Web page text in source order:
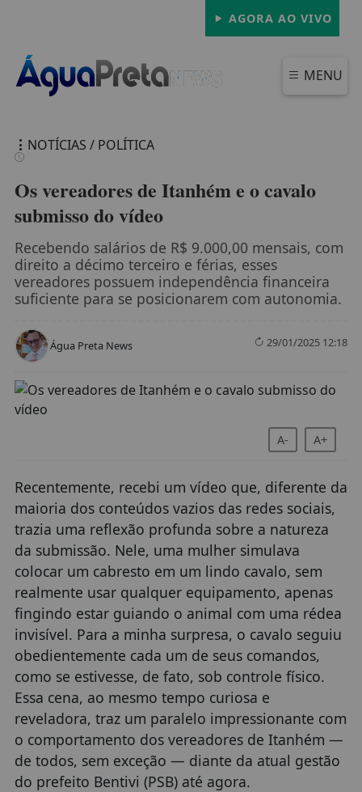
AGORA AO VIVO
MENU
FECHAR
NOTÍCIAS / POLÍTICA
Os vereadores de Itanhém e o cavalo
submisso do vídeo
Recebendo salários de R$ 9.000,00 mensais, com
direito a décimo terceiro e férias, esses
vereadores possuem independência financeira
suficiente para se posicionarem com autonomia.
Água Preta News 29/01/2025 12:18
A- A+
Recentemente, recebi um vídeo que, diferente da
maioria dos conteúdos vazios das redes sociais,
trazia uma reflexão profunda sobre a natureza
da submissão. Nele, uma mulher simulava
colocar um cabresto em um lindo cavalo, sem
realmente usar qualquer equipamento, apenas
fingindo estar guiando o animal com uma rédea
invisível. Para a minha surpresa, o cavalo seguiu
obedientemente cada um de seus comandos,
como se estivesse, de fato, sob controle físico.
Essa cena, ao mesmo tempo curiosa e
reveladora, traz um paralelo impressionante com
o comportamento dos vereadores de Itanhém —
de todos, sem exceção — diante da atual gestão
do prefeito Bentivi (PSB) até agora.